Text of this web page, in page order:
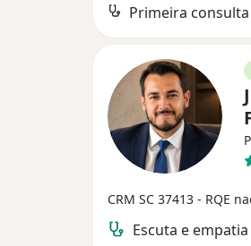
Primeira
CRM SC 37413 - RQE
Escuta e